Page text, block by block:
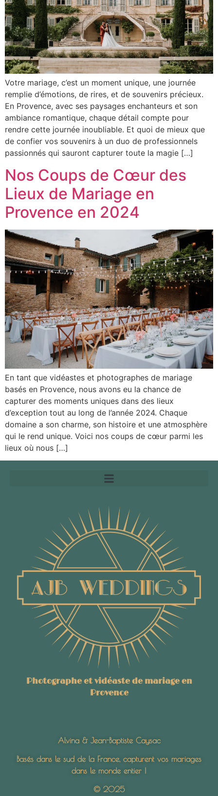
Votre mariage, c’est un moment unique, une journée
remplie d’émotions, de rires, et de souvenirs précieux.
En Provence, avec ses paysages enchanteurs et son
ambiance romantique, chaque détail compte pour
rendre cette journée inoubliable. Et quoi de mieux que
de confier vos souvenirs à un duo de professionnels
passionnés qui sauront capturer toute la magie […]
Nos Coups de Cœur des
Lieux de Mariage en
Provence en 2024
En tant que vidéastes et photographes de mariage
basés en Provence, nous avons eu la chance de
capturer des moments uniques dans des lieux
d’exception tout au long de l’année 2024. Chaque
domaine a son charme, son histoire et une atmosphère
qui le rend unique. Voici nos coups de cœur parmi les
lieux où nous […]
Photographe et vidéaste de mariage en
Provence
Alvina & Jean-Baptiste Caysac
Basés dans le sud de la France, capturent vos mariages
dans le monde entier !
© 2025